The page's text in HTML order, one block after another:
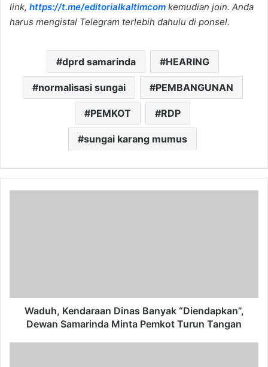
link, https://t.me/editorialkaltimcom kemudian join. Anda
harus mengistal Telegram terlebih dahulu di ponsel.
dprd samarinda HEARING
normalisasi sungai PEMBANGUNAN
PEMKOT RDP
sungai karang mumus
Pemkot
Turun
Tangan
Waduh, Kendaraan Dinas Banyak “Diendapkan”,
Dewan Samarinda Minta Pemkot Turun Tangan